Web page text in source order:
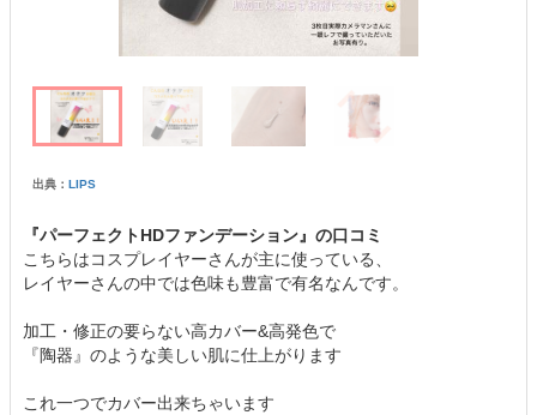
出典： LIPS
『パーフェクトHDファンデーション』の口コミ
こちらはコスプレイヤーさんが主に使っている、
レイヤーさんの中では色味も豊富で有名なんです。
加工・修正の要らない高カバー&高発色で
『陶器』のような美しい肌に仕上がります
これ一つでカバー出来ちゃいます